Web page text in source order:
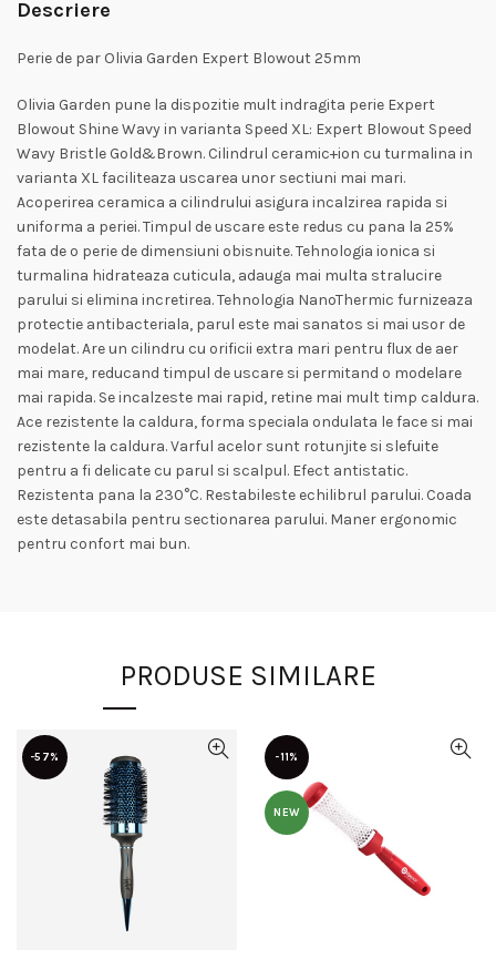
Descriere
Perie de par Olivia Garden Expert Blowout 25mm
Olivia Garden pune la dispozitie mult indragita perie Expert
Blowout Shine Wavy in varianta Speed XL: Expert Blowout Speed
Wavy Bristle Gold&Brown. Cilindrul ceramic+ion cu turmalina in
varianta XL faciliteaza uscarea unor sectiuni mai mari.
Acoperirea ceramica a cilindrului asigura incalzirea rapida si
uniforma a periei. Timpul de uscare este redus cu pana la 25%
fata de o perie de dimensiuni obisnuite. Tehnologia ionica si
turmalina hidrateaza cuticula, adauga mai multa stralucire
parului si elimina incretirea. Tehnologia NanoThermic furnizeaza
protectie antibacteriala, parul este mai sanatos si mai usor de
modelat. Are un cilindru cu orificii extra mari pentru flux de aer
mai mare, reducand timpul de uscare si permitand o modelare
mai rapida. Se incalzeste mai rapid, retine mai mult timp caldura.
Ace rezistente la caldura, forma speciala ondulata le face si mai
rezistente la caldura. Varful acelor sunt rotunjite si slefuite
pentru a fi delicate cu parul si scalpul. Efect antistatic.
Rezistenta pana la 230°C. Restabileste echilibrul parului. Coada
este detasabila pentru sectionarea parului. Maner ergonomic
pentru confort mai bun.
PRODUSE SIMILARE
-57% -11%
NEW